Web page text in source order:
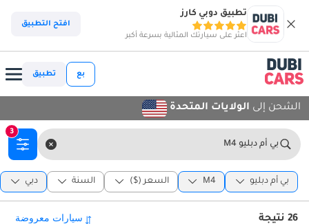
تطبيق دوبي كارز
اعثر على سيارتك المثالية بسرعة أكبر
افتح التطبيق
بع تطبيق
الشحن إلى الولايات المتحدة
بي أم دبليو M4
3
بي أم دبليو M4 السعر ($) السنة دبي
26 نتيجة